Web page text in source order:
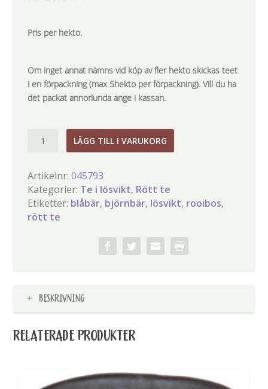
Pris per hekto.
Om inget annat nämns vid köp av fler hekto skickas teet
i en förpackning (max 5hekto per förpackning). Vill du ha
det packat annorlunda ange i kassan.
SkogsgläntanLÄGG TILL I VARUKORG
Artikelnr:045793
Kategorier: Te i lösvikt, Rött te
Etiketter: blåbär, björnbär, lösvikt, rooibos,
rött te
BESKRIVNING
RELATERADE PRODUKTER